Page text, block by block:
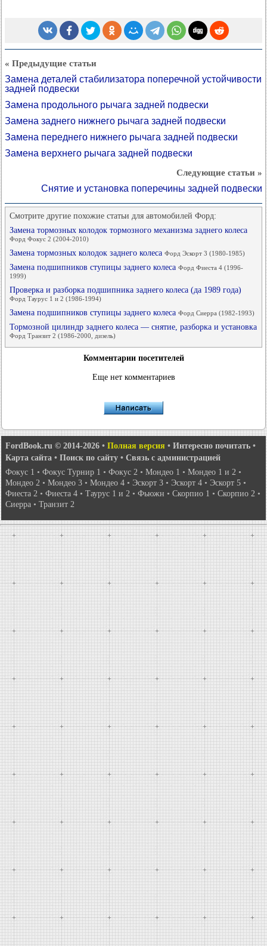
« Предыдущие статьи
Замена деталей стабилизатора поперечной устойчивости
задней подвески
Замена продольного рычага задней подвески
Замена заднего нижнего рычага задней подвески
Замена переднего нижнего рычага задней подвески
Замена верхнего рычага задней подвески
Следующие статьи »
Снятие и установка поперечины задней подвески
Смотрите другие похожие статьи для автомобилей Форд:
Замена тормозных колодок тормозного механизма заднего колеса
Форд Фокус 2 (2004-2010)
Замена тормозных колодок заднего колеса Форд Эскорт 3 (1980-1985)
Замена подшипников ступицы заднего колеса Форд Фиеста 4 (1996-
1999)
Проверка и разборка подшипника заднего колеса (да 1989 года)
Форд Таурус 1 и 2 (1986-1994)
Замена подшипников ступицы заднего колеса Форд Сиерра (1982-1993)
Тормозной цилиндр заднего колеса — снятие, разборка и установка
Форд Транзит 2 (1986-2000, дизель)
Комментарии посетителей
Еще нет комментариев
FordBook.ru © 2014-2026 • Полная версия • Интересно почитать •
Карта сайта • Поиск по сайту • Связь с администрацией
Фокус 1 • Фокус Турнир 1 • Фокус 2 • Мондео 1 • Мондео 1 и 2 •
Мондео 2 • Мондео 3 • Мондео 4 • Эскорт 3 • Эскорт 4 • Эскорт 5 •
Фиеста 2 • Фиеста 4 • Таурус 1 и 2 • Фьюжн • Скорпио 1 • Скорпио 2 •
Сиерра • Транзит 2